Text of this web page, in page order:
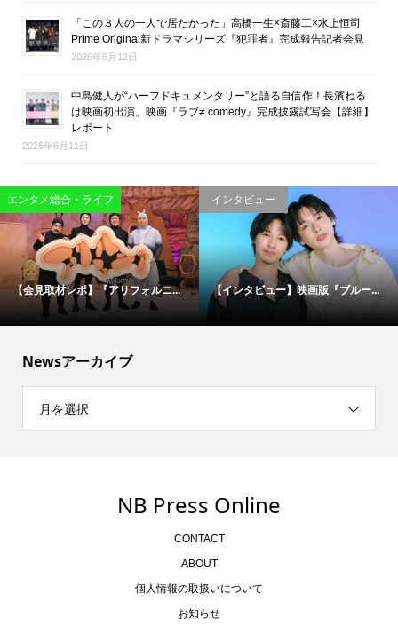
「この３人の一人で居たかった」高橋一生×斎藤工×水上恒司
Prime Original新ドラマシリーズ『犯罪者』完成報告記者会見
2026年6月12日
中島健人が“ハーフドキュメンタリー”と語る自信作！長濱ねる
は映画初出演。映画『ラブ≠ comedy』完成披露試写会【詳細】
レポート
2026年6月11日
映画
松村北斗＆今田美桜が“禁断のバデ...
エンタメ総合・ライフ
伝説の刑事たちが50年ぶりに集結...
Newsアーカイブ
月を選択
NB Press Online
CONTACT
ABOUT
個人情報の取扱いについて
お知らせ